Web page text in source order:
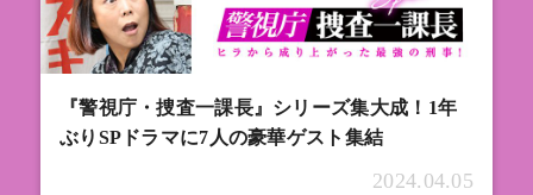
『警視庁・捜査一課長』シリーズ集大成！1年
ぶりSPドラマに7人の豪華ゲスト集結
2024.04.05